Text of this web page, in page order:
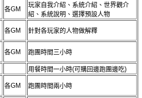
各GM
玩家自我介紹、系統介紹、世界觀介
紹、系統說明、選擇預設人物
各GM 針對各玩家的人物做解釋
各GM 跑團時間三小時
用餐時間一小時(可購回邊跑團邊吃)
各GM 跑團時間兩小時